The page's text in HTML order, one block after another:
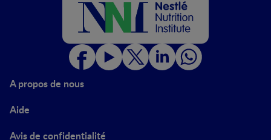
A propos de nous
Aide
Avis de confidentialité